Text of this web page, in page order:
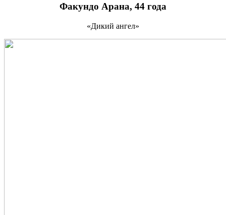
Факундо Арана, 44 года
«Дикий ангел»